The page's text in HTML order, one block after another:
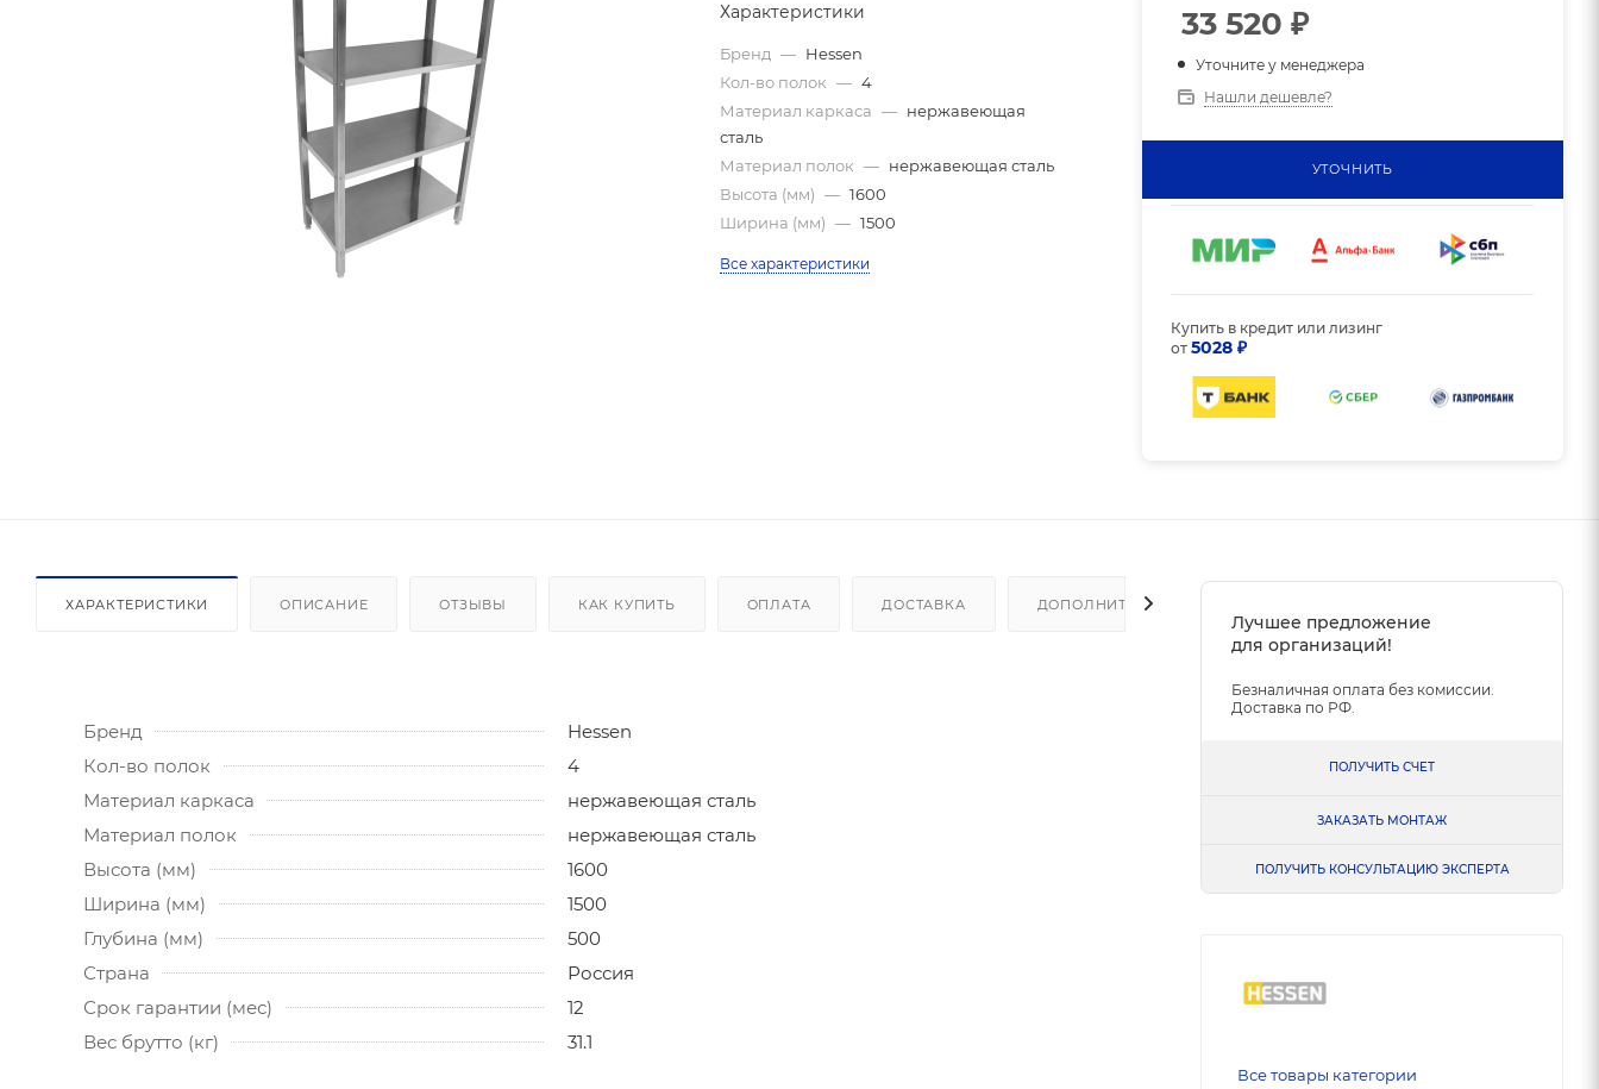
Характеристики
Бренд — Hessen
Кол-во полок — 4
Материал каркаса — нержавеющая
сталь
Материал полок — нержавеющая сталь
Высота (мм) — 1600
Ширина (мм) — 1500
Все характеристики
33 520 ₽
Уточните у менеджера
Нашли дешевле?
УТОЧНИТЬ
Купить в кредит или лизинг
от5028 ₽
ХАРАКТЕРИСТИКИ ОПИСАНИЕ ОТЗЫВЫ КАК КУПИТЬ ОПЛАТА ДОСТАВКА ДОПОЛНИТЕЛЬНО
Бренд
Hessen
Кол-во полок
4
Материал каркаса
нержавеющая сталь
Материал полок
нержавеющая сталь
Высота (мм)
1600
Ширина (мм)
1500
Глубина (мм)
500
Страна
Россия
Срок гарантии (мес)
12
Вес брутто (кг)
31.1
Лучшее предложение
для организаций!
Безналичная оплата без комиссии.
Доставка по РФ.
ПОЛУЧИТЬ СЧЕТ
ЗАКАЗАТЬ МОНТАЖ
ПОЛУЧИТЬ КОНСУЛЬТАЦИЮ ЭКСПЕРТА
Все товары категории